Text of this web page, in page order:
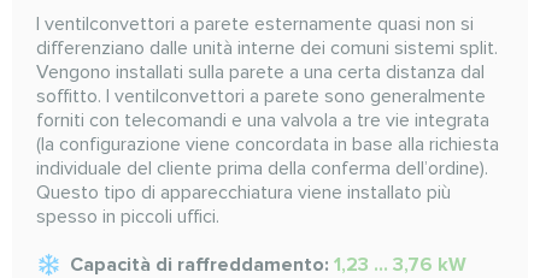
I ventilconvettori a parete esternamente quasi non si
differenziano dalle unità interne dei comuni sistemi split.
Vengono installati sulla parete a una certa distanza dal
soffitto. I ventilconvettori a parete sono generalmente
forniti con telecomandi e una valvola a tre vie integrata
(la configurazione viene concordata in base alla richiesta
individuale del cliente prima della conferma dell’ordine).
Questo tipo di apparecchiatura viene installato più
spesso in piccoli uffici.
Capacità di raffreddamento: 1,23 ... 3,76 kW